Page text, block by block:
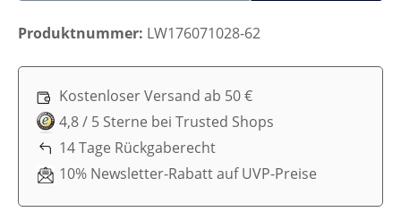
Produktnummer: LW176071028-62
Kostenloser Versand ab 50 €
4,8 / 5 Sterne bei Trusted Shops
14 Tage Rückgaberecht
10% Newsletter-Rabatt auf UVP-Preise